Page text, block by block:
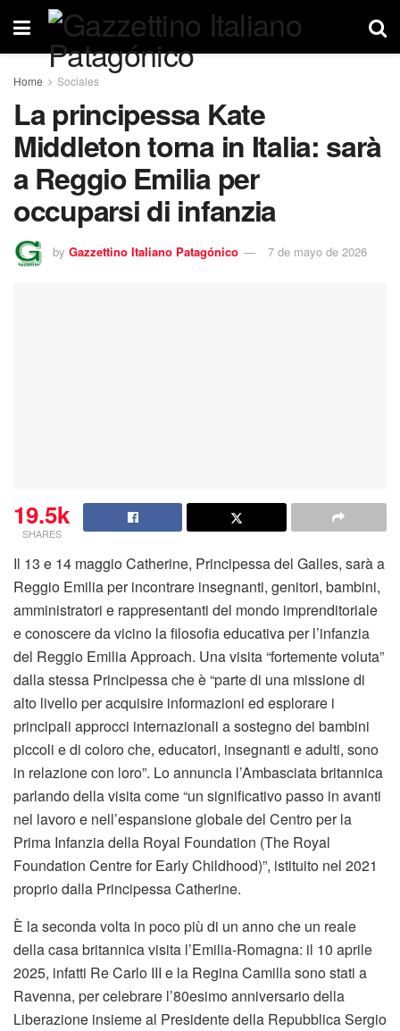
Home Sociales
La principessa Kate
Middleton torna in Italia: sarà
a Reggio Emilia per
occuparsi di infanzia
by Gazzettino Italiano Patagónico 7 de mayo de 2026
19.5k
SHARES
Il 13 e 14 maggio Catherine, Principessa del Galles, sarà a
Reggio Emilia per incontrare insegnanti, genitori, bambini,
amministratori e rappresentanti del mondo imprenditoriale
e conoscere da vicino la filosofia educativa per l’infanzia
del Reggio Emilia Approach. Una visita “fortemente voluta”
dalla stessa Principessa che è “parte di una missione di
alto livello per acquisire informazioni ed esplorare i
principali approcci internazionali a sostegno dei bambini
piccoli e di coloro che, educatori, insegnanti e adulti, sono
in relazione con loro”. Lo annuncia l’Ambasciata britannica
parlando della visita come “un significativo passo in avanti
nel lavoro e nell’espansione globale del Centro per la
Prima Infanzia della Royal Foundation (The Royal
Foundation Centre for Early Childhood)”, istituito nel 2021
proprio dalla Principessa Catherine.
È la seconda volta in poco più di un anno che un reale
della casa britannica visita l’Emilia-Romagna: il 10 aprile
2025, infatti Re Carlo III e la Regina Camilla sono stati a
Ravenna, per celebrare l’80esimo anniversario della
Liberazione insieme al Presidente della Repubblica Sergio